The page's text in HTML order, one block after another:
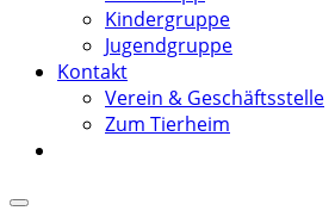
Kindergruppe
Jugendgruppe
Kontakt
Verein & Geschäftsstelle
Zum Tierheim